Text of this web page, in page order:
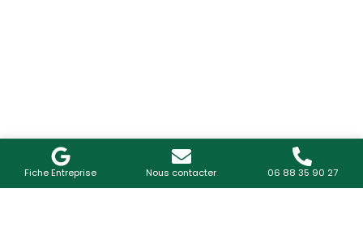
Fiche Entreprise Nous contacter 06 88 35 90 27